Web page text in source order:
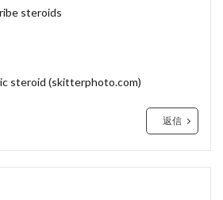
steroids
steroid (skitterphoto.com)
返信